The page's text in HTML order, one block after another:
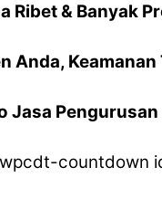
Ribet & Banyak
Anda,
Jasa Pengurusan
countdown